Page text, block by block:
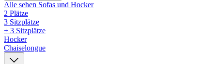
Alle sehen Sofas und Hocker
2 Plätze
3 Sitzplätze
+ 3 Sitzplätze
Hocker
Chaiselongue